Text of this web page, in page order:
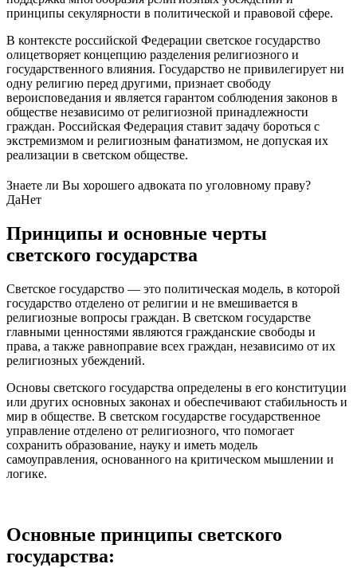
принципы секулярности в политической и правовой сфере.
В контексте российской Федерации светское государство
олицетворяет концепцию разделения религиозного и
государственного влияния. Государство не привилегирует ни
одну религию перед другими, признает свободу
вероисповедания и является гарантом соблюдения законов в
обществе независимо от религиозной принадлежности
граждан. Российская Федерация ставит задачу бороться с
экстремизмом и религиозным фанатизмом, не допуская их
реализации в светском обществе.
Знаете ли Вы хорошего адвоката по уголовному праву?
ДаНет
Принципы и основные черты
светского государства
Светское государство — это политическая модель, в которой
государство отделено от религии и не вмешивается в
религиозные вопросы граждан. В светском государстве
главными ценностями являются гражданские свободы и
права, а также равноправие всех граждан, независимо от их
религиозных убеждений.
Основы светского государства определены в его конституции
или других основных законах и обеспечивают стабильность и
мир в обществе. В светском государстве государственное
управление отделено от религиозного, что помогает
сохранить образование, науку и иметь модель
самоуправления, основанного на критическом мышлении и
логике.
Основные принципы светского
государства: